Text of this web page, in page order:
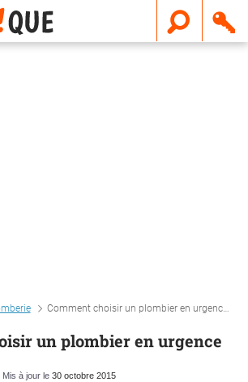
Comment choisir un plombier en urgence ?
un plombier en urgence
Mis à jour le 30 octobre 2015